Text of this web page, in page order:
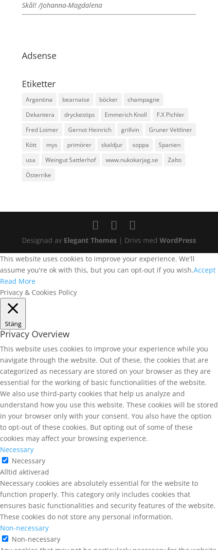
Skål! /Johanna-Magdalena
Adsense
Etiketter
Argentina bearnaise böcker
champagne
Dekantera
dryckestips Emmerich Knoll
F.X Pichler
Fred Loimer
Gernot Heinrich grillvin
Gruner Veltliner
Kött
mys primörer skaldjur soppa
Spanien
usa
Weingut Sattlerhof www.nukokarjag.se
Zalto
Österrike
Designad av Elegant Themes| Drivs med WordPress
This website uses cookies to improve your experience. We'll
assume you're ok with this, but you can opt-out if you wish.Accept
Read More
Privacy & Cookies Policy
Stäng
Privacy Overview
This website uses cookies to improve your experience while you
navigate through the website. Out of these, the cookies that are
categorized as necessary are stored on your browser as they are
essential for the working of basic functionalities of the website.
We also use third-party cookies that help us analyze and
understand how you use this website. These cookies will be stored
in your browser only with your consent. You also have the option
to opt-out of these cookies. But opting out of some of these
cookies may affect your browsing experience.
Necessary
Necessary
Alltid aktiverad
Necessary cookies are absolutely essential for the website to
function properly. This category only includes cookies that
ensures basic functionalities and security features of the website.
These cookies do not store any personal information.
Non-necessary
Non-necessary